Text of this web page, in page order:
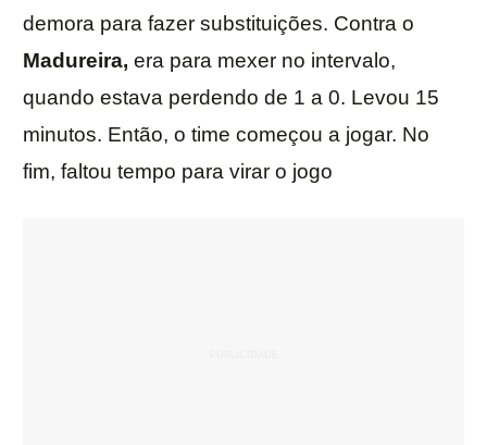
demora para fazer substituições. Contra o
Madureira, era para mexer no intervalo,
quando estava perdendo de 1 a 0. Levou 15
minutos. Então, o time começou a jogar. No
fim, faltou tempo para virar o jogo